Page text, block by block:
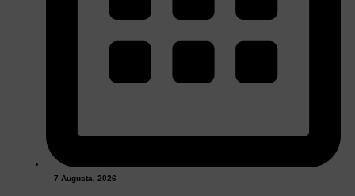
7 Augusta, 2026